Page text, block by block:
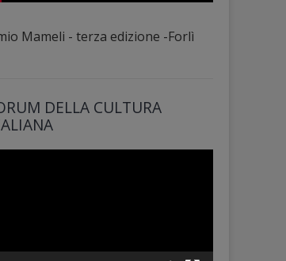
Mameli - terza edizione -Forlì
DELLA CULTURA